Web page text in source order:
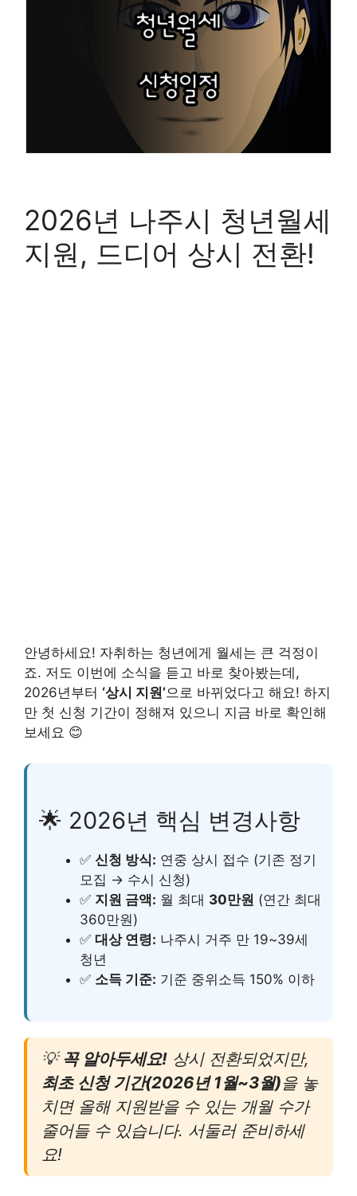
2026년 나주시 청년월세
지원, 드디어 상시 전환!
안녕하세요! 자취하는 청년에게 월세는 큰 걱정이
죠. 저도 이번에 소식을 듣고 바로 찾아봤는데,
2026년부터 ‘상시 지원’으로 바뀌었다고 해요! 하지
만 첫 신청 기간이 정해져 있으니 지금 바로 확인해
보세요 😊
🌟 2026년 핵심 변경사항
✅ 신청 방식: 연중 상시 접수 (기존 정기
모집 → 수시 신청)
✅ 지원 금액: 월 최대 30만원 (연간 최대
360만원)
✅ 대상 연령: 나주시 거주 만 19~39세
청년
✅ 소득 기준: 기준 중위소득 150% 이하
💡 꼭 알아두세요! 상시 전환되었지만,
최초 신청 기간(2026년 1월~3월)을 놓
치면 올해 지원받을 수 있는 개월 수가
줄어들 수 있습니다. 서둘러 준비하세
요!